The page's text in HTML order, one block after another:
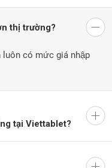
phủ bởi
thị trường?
có mức giá nhập
tại Viettablet?